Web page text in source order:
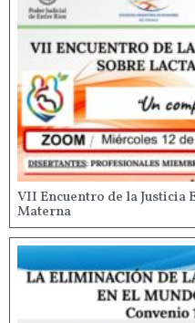
VII Encuentro de la Justicia
Materna